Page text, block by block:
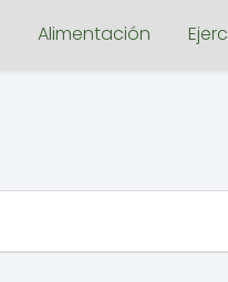
Alimentación